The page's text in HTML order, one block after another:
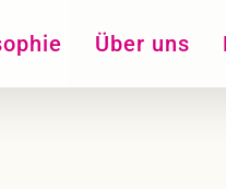
Über uns